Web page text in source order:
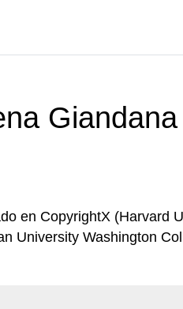
Giandana
en CopyrightX (Harvard
University Washington